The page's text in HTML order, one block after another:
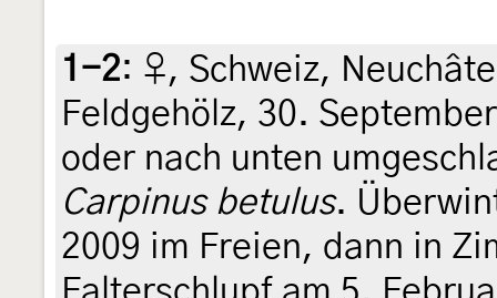
1-2: ♀, Schweiz,
Feldgehölz, 30.
oder nach unten
Carpinus betulus.
2009 im Freien, dann in